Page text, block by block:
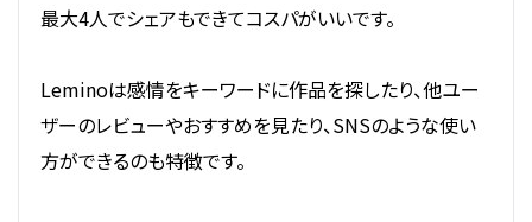
最大4人でシェアもできてコスパがいいです。
Leminoは感情をキーワードに作品を探したり、他ユー
ザーのレビューやおすすめを見たり、SNSのような使い
方ができるのも特徴です。